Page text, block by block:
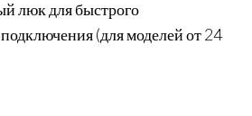
люк для быстрого
(для моделей от 24